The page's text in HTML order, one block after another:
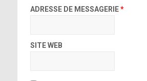
ADRESSE DE MESSAGERIE*
SITE WEB